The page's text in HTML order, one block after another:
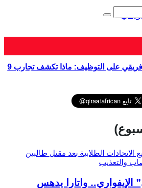
تدريب الشباب الإفريقي على التوظيف: ماذا تكشف تجارب 9
واتارا يدهس